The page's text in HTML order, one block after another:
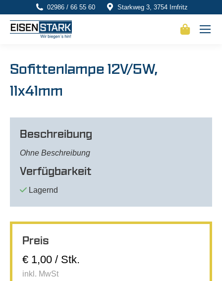
02986 / 66 55 60 Starkweg 3, 3754 Irnfritz
Sofittenlampe 12V/5W,
11x41mm
Beschreibung
Ohne Beschreibung
Verfügbarkeit
Lagernd
Preis
€ 1,00 / Stk.
inkl. MwSt